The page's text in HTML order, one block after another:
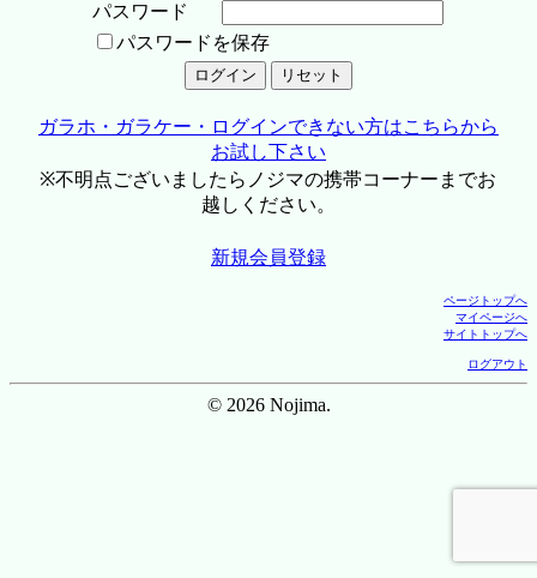
パスワード
パスワードを保存
ガラホ・ガラケー・ログインできない方はこちらから
お試し下さい
※不明点ございましたらノジマの携帯コーナーまでお
越しください。
新規会員登録
ページトップへ
マイページへ
サイトトップへ
ログアウト
© 2026 Nojima.